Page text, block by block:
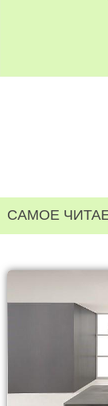
САМОЕ